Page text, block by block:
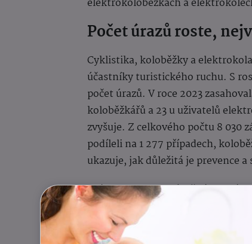
Počet úrazů roste,
Cyklistika, koloběžky a
účastníky turistického ruchu. S
počet úrazů. V roce 2023
koloběžkářů a 23 u uživatelů
zvyšuje. Z celkového počtu 8 030
podíleli na 1 277 případech,
ukazuje, jak důležitá je prevence a
„Jízda na kole v náročném
fyzických nároků, ale i rizik
připraven na prudké změny
překážky,“upozorňuje Jan